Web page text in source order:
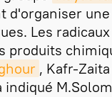
d'organiser une
Les
produits
, Kafr-
indiqué